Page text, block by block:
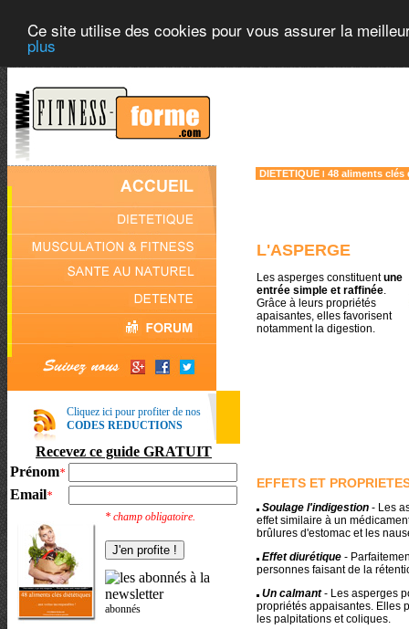
Ce site utilise des cookies pour vous assurer la
plus
Cliquez ici pour profiter de nos
CODES REDUCTIONS
Recevez ce guide GRATUIT
Prénom*
Email*
* champ obligatoire.
abonnés
DIETETIQUE 48 aliments
L'ASPERGE
Les asperges constituentune
entrée simple et raffinée.
Grâce à leurs propriétés
apaisantes, elles favorisent
notamment la digestion.
EFFETS ET
Soulage l'indigestion - Les
effet similaire à un
brûlures d'estomac et les
Effet diurétique -
personnes faisant de la
Un calmant- Les asperges
propriétés appaisantes. Elles
les palpitations et coliques.